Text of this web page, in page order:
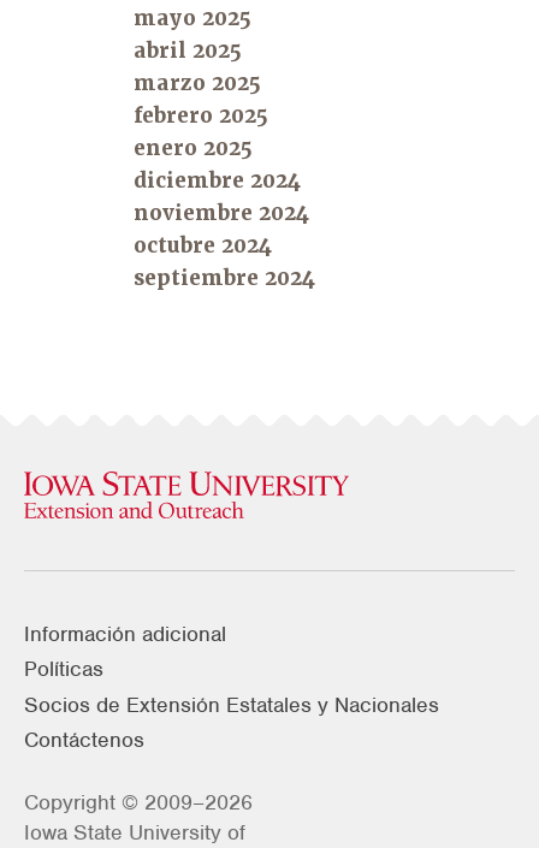
mayo 2025
abril 2025
marzo 2025
febrero 2025
enero 2025
diciembre 2024
noviembre 2024
octubre 2024
septiembre 2024
Información adicional
Políticas
Socios de Extensión Estatales y Nacionales
Contáctenos
Copyright © 2009–2026
Iowa State University of